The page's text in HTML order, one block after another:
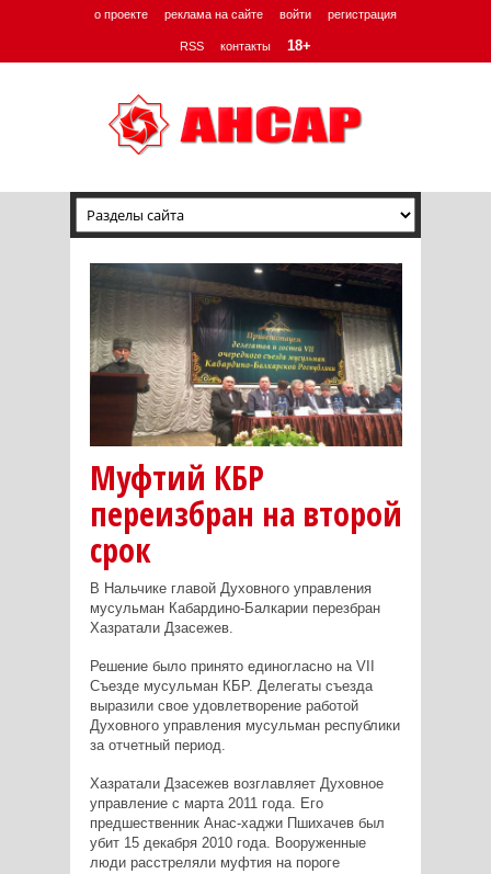
о проекте реклама на сайте войти регистрация
RSS контакты 18+
Муфтий КБР
переизбран на второй
срок
В Нальчике главой Духовного управления
мусульман Кабардино-Балкарии перезбран
Хазратали Дзасежев.
Решение было принято единогласно на VII
Съезде мусульман КБР. Делегаты съезда
выразили свое удовлетворение работой
Духовного управления мусульман республики
за отчетный период.
Хазратали Дзасежев возглавляет Духовное
управление с марта 2011 года. Его
предшественник Анас-хаджи Пшихачев был
убит 15 декабря 2010 года. Вооруженные
люди расстреляли муфтия на пороге